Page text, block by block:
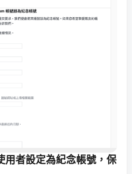
者設定為紀念帳號，保